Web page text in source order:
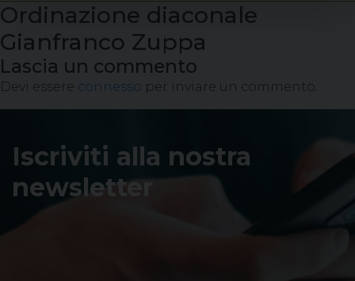
Ordinazione diaconale
Gianfranco Zuppa
Lascia un commento
Devi essere connesso per inviare un commento.
Iscriviti alla nostra
newsletter